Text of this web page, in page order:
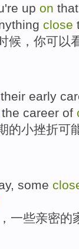
're up on
close
候，你可以
their early
the career of
的小挫折可
some
一些亲密的